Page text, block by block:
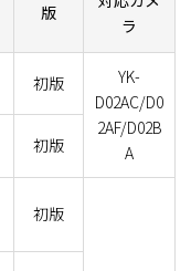
版
ラ
初版
YK-
D02AC/D0
2AF/D02B
A
初版
初版